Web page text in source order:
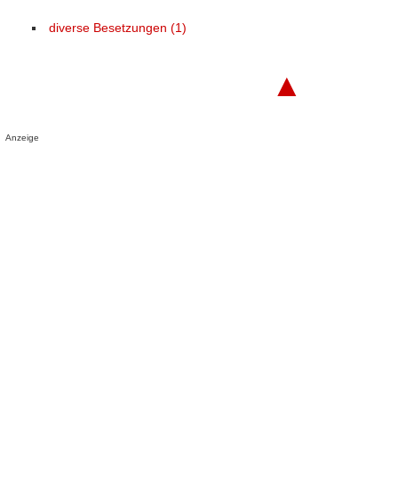
diverse Besetzungen (1)
▲
Anzeige